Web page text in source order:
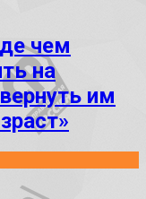
чем
на
им